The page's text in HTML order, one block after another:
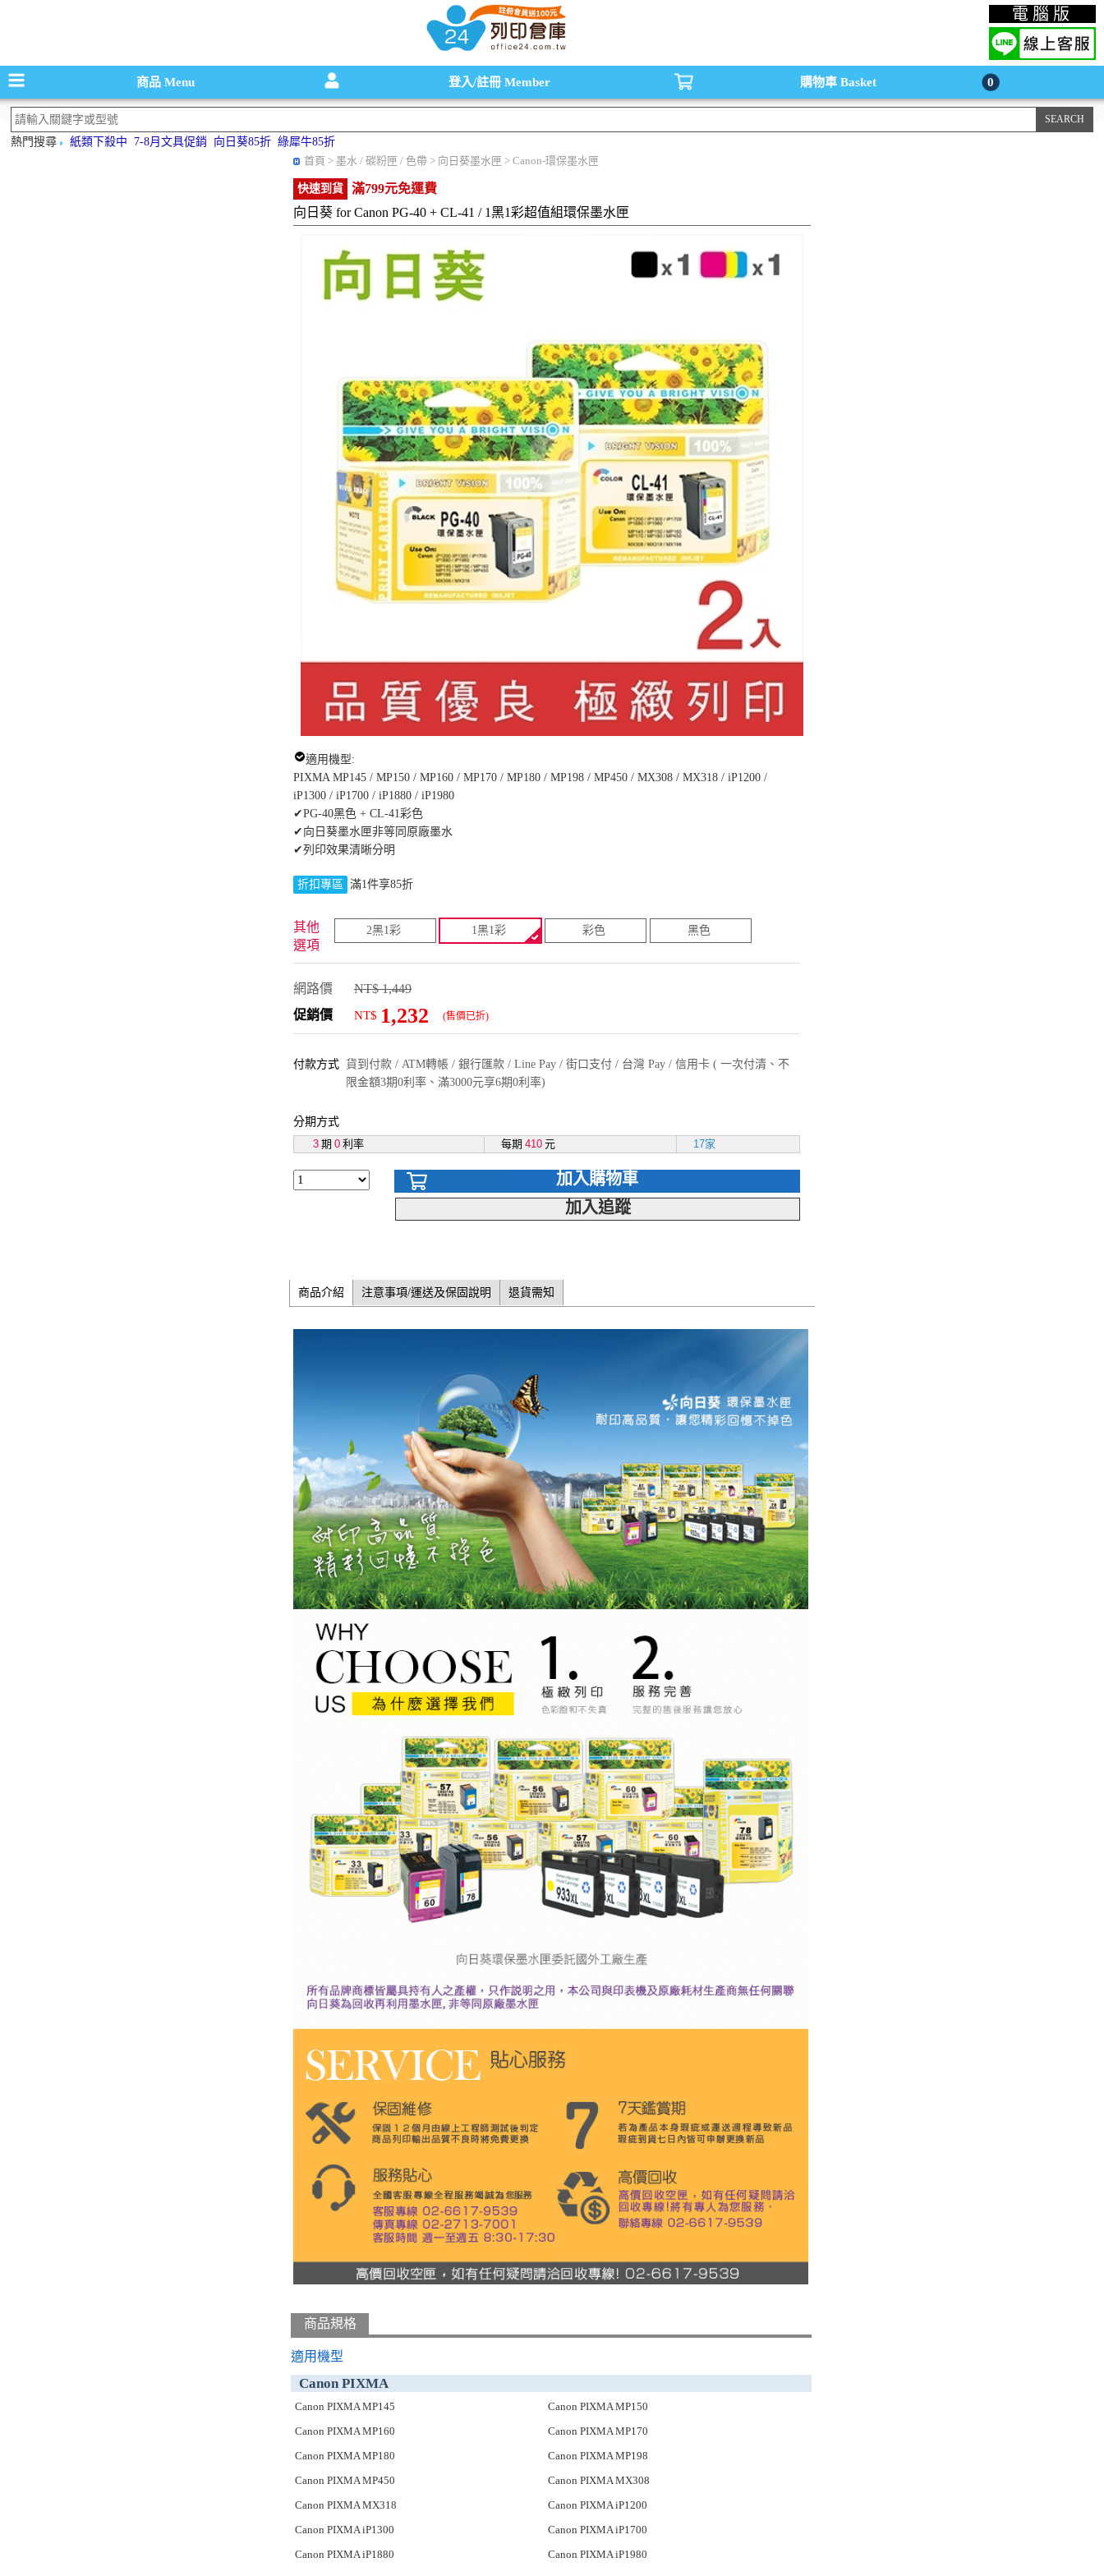
碳粉匣，墨水匣,原廠碳粉匣，副廠碳粉匣，環保碳粉匣,連續供墨印表機-office24列印倉庫線上購物手機版 電腦版
商品Menu 登入/註冊 Member 購物車 Basket 0
熱門搜尋 紙類下殺中 7-8月文具促銷 向日葵85折 綠犀牛85折
首頁 > 墨水 / 碳粉匣 / 色帶 > 向日葵墨水匣 > Canon-環保墨水匣
快速到貨
滿799元免運費
向日葵 for Canon PG-40 + CL-41 / 1黑1彩超值組環保墨水匣
適用機型:
PIXMA MP145 / MP150 / MP160 / MP170 / MP180 / MP198 / MP450 / MX308 / MX318 / iP1200 /
iP1300 / iP1700 / iP1880 / iP1980
✔PG-40黑色 + CL-41彩色
✔向日葵墨水匣非等同原廠墨水
✔列印效果清晰分明
折扣專區 滿1件享85折
其他
選項
2黑1彩 1黑1彩 彩色 黑色
網路價
NT$ 1,449
促銷價
NT$ 1,232 (售價已折)
付款方式 貨到付款 / ATM轉帳 / 銀行匯款 / Line Pay / 街口支付 / 台灣 Pay / 信用卡 ( 一次付清、不
限金額3期0利率、滿3000元享6期0利率)
分期方式
3 期 0 利率 每期 410 元 17家
加入購物車
加入追蹤
商品介紹 注意事項/運送及保固說明 退貨需知
商品規格
適用機型
Canon PIXMA
Canon PIXMA MP145
Canon PIXMA MP150
Canon PIXMA MP160
Canon PIXMA MP170
Canon PIXMA MP180
Canon PIXMA MP198
Canon PIXMA MP450
Canon PIXMA MX308
Canon PIXMA MX318
Canon PIXMA iP1200
Canon PIXMA iP1300
Canon PIXMA iP1700
Canon PIXMA iP1880
Canon PIXMA iP1980